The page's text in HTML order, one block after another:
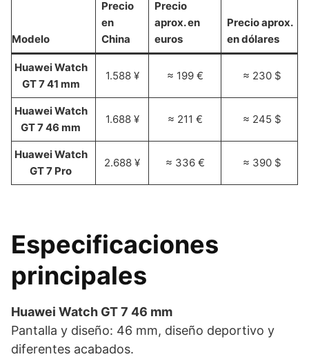
Modelo
Precio
en
China
Precio
aprox. en
euros
Precio aprox.
en dólares
Huawei Watch
GT 7 41 mm
1.588 ¥ ≈ 199 € ≈ 230 $
Huawei Watch
GT 7 46 mm
1.688 ¥ ≈ 211 € ≈ 245 $
Huawei Watch
GT 7 Pro
2.688 ¥ ≈ 336 € ≈ 390 $
Especificaciones
principales
Huawei Watch GT 7 46 mm
Pantalla y diseño: 46 mm, diseño deportivo y
diferentes acabados.